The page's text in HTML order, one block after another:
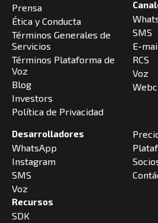
Prensa
Ética y Conducta
Términos Generales de
Servicios
Términos Plataforma de
Voz
Blog
Investors
Política de Privacidad
SMS
E-
RCS
Voz
Desarrolladores
WhatsApp
Instagram
SMS
Voz
Recursos
SDK